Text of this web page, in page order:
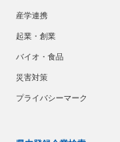
産学連携
起業・創業
バイオ・食品
災害対策
プライバシーマーク